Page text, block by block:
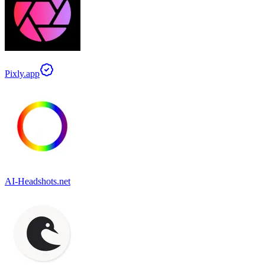
Pixly.app
AI-Headshots.net